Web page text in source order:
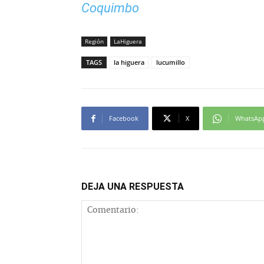
Coquimbo
Región LaHiguera
TAGS la higuera lucumillo
Facebook X
DEJA UNA RESPUESTA